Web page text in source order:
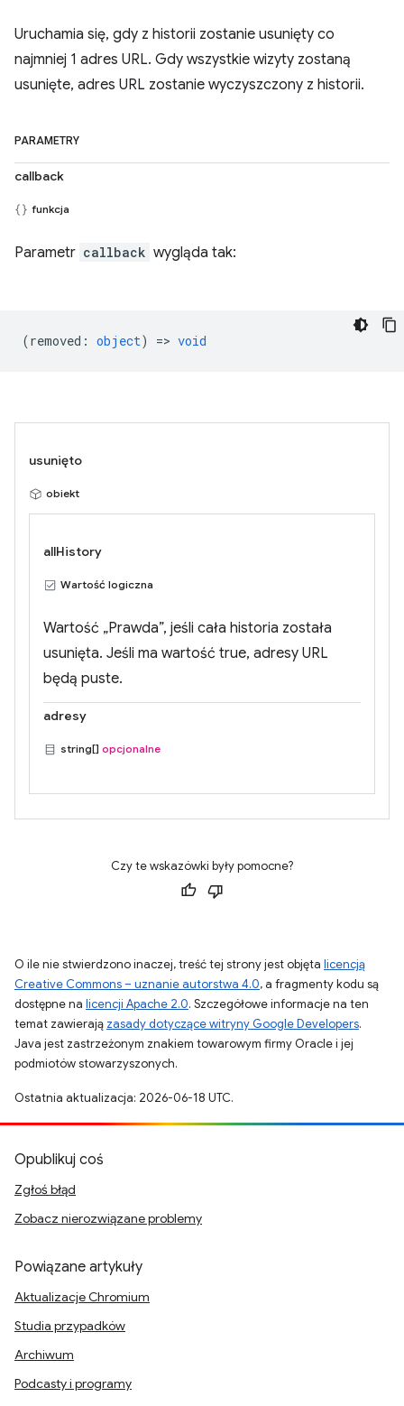
Uruchamia się, gdy z historii zostanie usunięty co
najmniej 1 adres URL. Gdy wszystkie wizyty zostaną
usunięte, adres URL zostanie wyczyszczony z historii.
PARAMETRY
callback
funkcja
Parametr callback wygląda tak:
(removed : object) => void
usunięto
obiekt
allHistory
Wartość logiczna
Wartość „Prawda”, jeśli cała historia została
usunięta. Jeśli ma wartość true, adresy URL
będą puste.
adresy
string[] opcjonalne
Czy te wskazówki były pomocne?
O ile nie stwierdzono inaczej, treść tej strony jest objęta licencją
Creative Commons – uznanie autorstwa 4.0, a fragmenty kodu są
dostępne na licencji Apache 2.0. Szczegółowe informacje na ten
temat zawierają zasady dotyczące witryny Google Developers.
Java jest zastrzeżonym znakiem towarowym firmy Oracle i jej
podmiotów stowarzyszonych.
Ostatnia aktualizacja: 2026-06-18 UTC.
Opublikuj coś
Zgłoś błąd
Zobacz nierozwiązane problemy
Powiązane artykuły
Aktualizacje Chromium
Studia przypadków
Archiwum
Podcasty i programy